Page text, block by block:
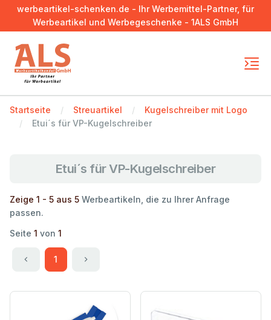
werbeartikel-schenken.de - Ihr Werbemittel-Partner, für
Werbeartikel und Werbegeschenke - 1ALS GmbH
Startseite Streuartikel
Kugelschreiber mit Logo
Etui´s für VP-Kugelschreiber
Etui´s für VP-Kugelschreiber
Zeige 1 - 5 aus 5 Werbeartikeln, die zu Ihrer Anfrage
passen.
Seite 1 von 1
1